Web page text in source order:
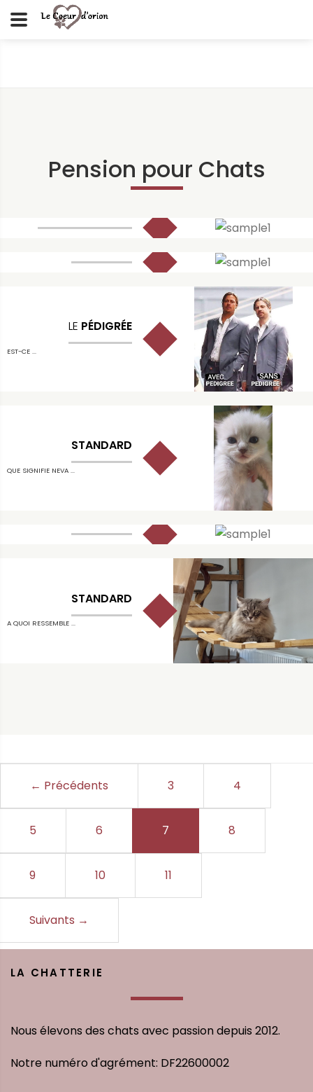
Pension pour Chats
LE PÉDIGRÉE
EST-CE ...
STANDARD
QUE SIGNIFIE NEVA ...
STANDARD
A QUOI RESSEMBLE ...
← Précédents 3 4
5 6 7 8
9 10 11
Suivants →
LA CHATTERIE
Nous élevons des chats avec passion depuis 2012.
Notre numéro d'agrément: DF22600002